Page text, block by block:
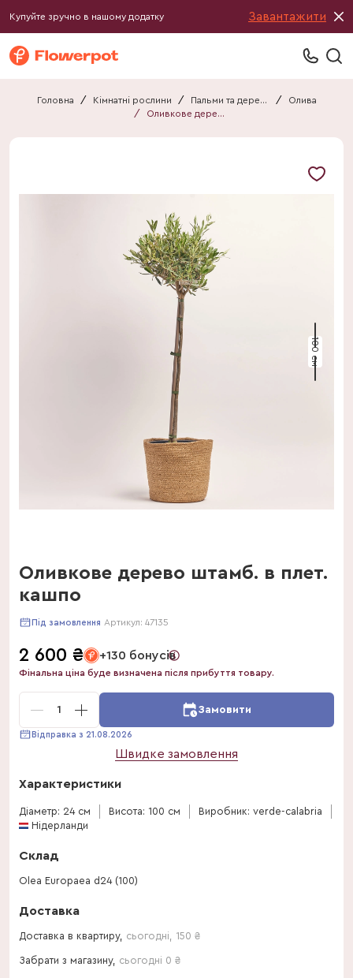
Купуйте зручно в нашому додатку Завантажити
Головна / Кімнатні рослини / Пальми та дерева /
Олива
/
Оливкове дерево штамб. в плет. кашпо
100 см
Оливкове дерево штамб. в плет.
кашпо
Під замовлення Артикул: 47135
2 600 ₴ +130 бонусів
Фінальна ціна буде визначена після прибуття товару.
1 Замовити
Відправка з 21.08.2026
Швидке замовлення
Характеристики
Діаметр: 24 см Висота: 100 см
Виробник: verde-calabria
Нідерланди
Склад
Olea Europaea d24 (100)
Доставка
Доставка в квартиру, сьогодні 150 ₴
Забрати з магазину, сьогодні 0 ₴